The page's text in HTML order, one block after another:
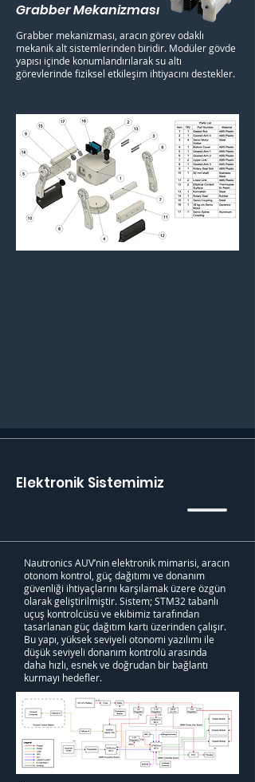
Grabber Mekanizması
Grabber mekanizması, aracın görev odaklı
mekanik alt sistemlerinden biridir. Modüler gövde
yapısı içinde konumlandırılarak su altı
görevlerinde fiziksel etkileşim ihtiyacını destekler.
Elektronik Sistemimiz
Nautronics AUV’nin elektronik mimarisi, aracın
otonom kontrol, güç dağıtımı ve donanım
güvenliği ihtiyaçlarını karşılamak üzere özgün
olarak geliştirilmiştir. Sistem; STM32 tabanlı
uçuş kontrolcüsü ve ekibimiz tarafından
tasarlanan güç dağıtım kartı üzerinden çalışır.
Bu yapı, yüksek seviyeli otonomi yazılımı ile
düşük seviyeli donanım kontrolü arasında
daha hızlı, esnek ve doğrudan bir bağlantı
kurmayı hedefler.